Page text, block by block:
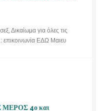
Δικαίωμα για όλες τις
επικοινωνία ΕΔΩ Μαιευ
4ο και